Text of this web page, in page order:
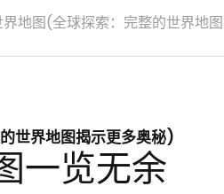
地图(全球探索：完整的世界地
世界地图揭示更多奥秘)
一览无余